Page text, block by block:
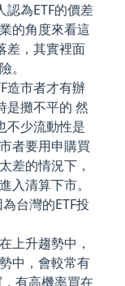
認為ETF的價差
的角度來看這
差，其實裡面
。
造市者才有辦
是攤不平的 然
不少流動性是
者要用申購買
差的情況下，
入清算下市。
台灣的ETF投
上升趨勢中，
中，會較常有
有高機率買在